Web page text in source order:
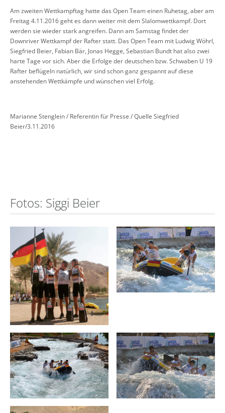
Am zweiten Wettkampftag hatte das Open Team einen Ruhetag, aber am
Freitag 4.11.2016 geht es dann weiter mit dem Slalomwettkampf. Dort
werden sie wieder stark angreifen. Dann am Samstag findet der
Downriver Wettkampf der Rafter statt. Das Open Team mit Ludwig Wöhrl,
Siegfried Beier, Fabian Bär, Jonas Hegge, Sebastian Bundt hat also zwei
harte Tage vor sich. Aber die Erfolge der deutschen bzw. Schwaben U 19
Rafter beflügeln natürlich, wir sind schon ganz gespannt auf diese
anstehenden Wettkämpfe und wünschen viel Erfolg.
Marianne Stenglein / Referentin für Presse / Quelle Siegfried
Beier/3.11.2016
Fotos: Siggi Beier